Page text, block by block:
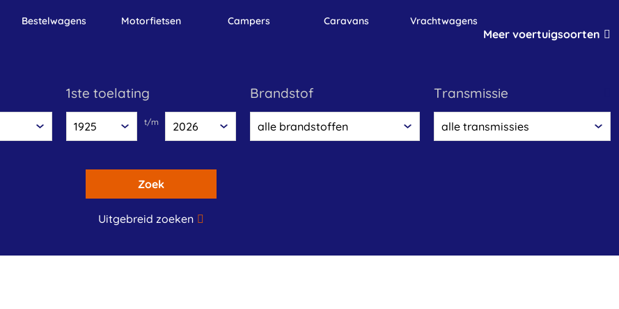
bestelwagens motorfietsen campers caravans vrachtwagens
Meer voertuigsoorten
1ste toelating
t/m
brandstof transmissie
Zoek
Uitgebreid zoeken